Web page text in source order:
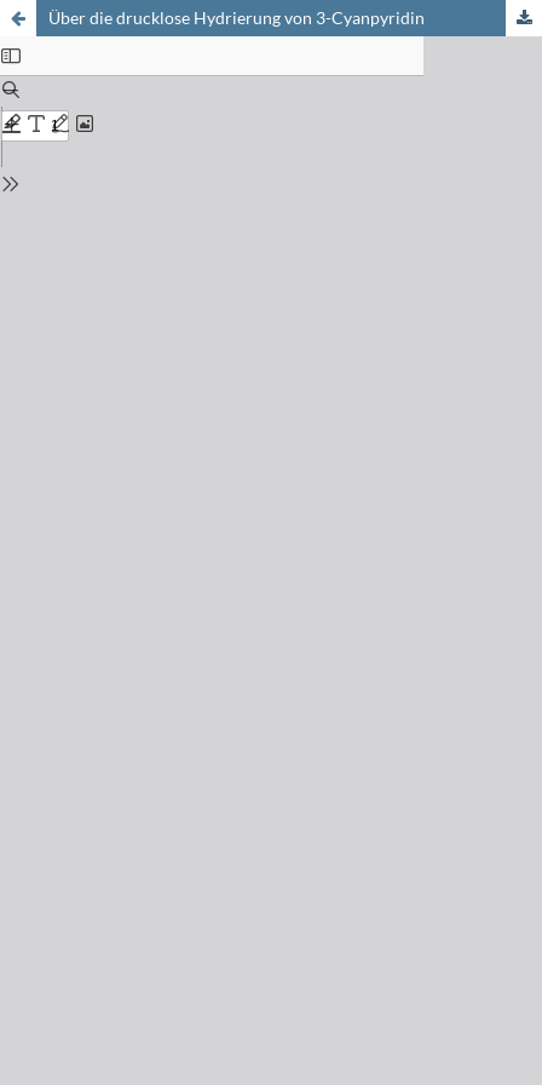
Über die drucklose Hydrierung von 3-Cyanpyridin